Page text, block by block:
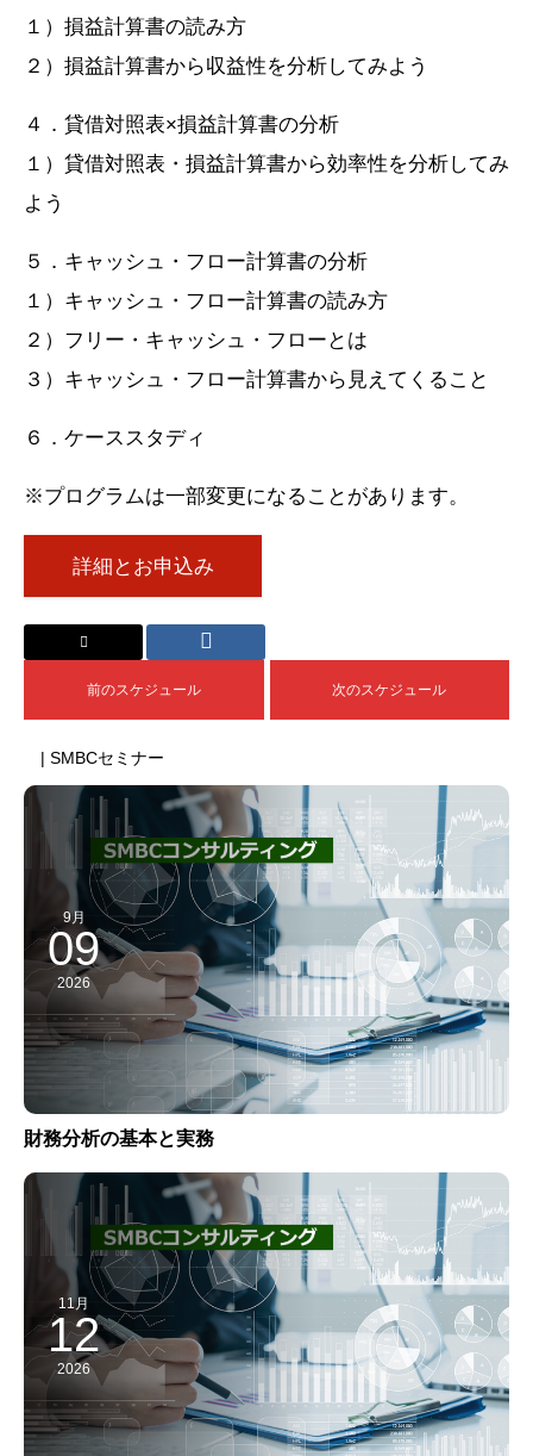
１）損益計算書の読み方
２）損益計算書から収益性を分析してみよう
４．貸借対照表×損益計算書の分析
１）貸借対照表・損益計算書から効率性を分析してみ
よう
５．キャッシュ・フロー計算書の分析
１）キャッシュ・フロー計算書の読み方
２）フリー・キャッシュ・フローとは
３）キャッシュ・フロー計算書から見えてくること
６．ケーススタディ
※プログラムは一部変更になることがあります。
詳細とお申込み
前のスケジュール 次のスケジュール
| SMBCセミナー
9月
09
2026
財務分析の基本と実務
11月
12
2026